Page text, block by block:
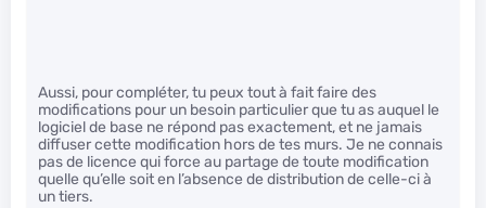
Aussi, pour compléter, tu peux tout à fait faire des
modifications pour un besoin particulier que tu as auquel le
logiciel de base ne répond pas exactement, et ne jamais
diffuser cette modification hors de tes murs. Je ne connais
pas de licence qui force au partage de toute modification
quelle qu’elle soit en l’absence de distribution de celle-ci à
un tiers.